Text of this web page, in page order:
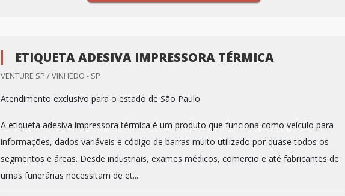
ETIQUETA ADESIVA IMPRESSORA TÉRMICA
VENTURE SP / VINHEDO - SP
Atendimento exclusivo para o estado de São Paulo
A etiqueta adesiva impressora térmica é um produto que funciona como veículo para
informações, dados variáveis e código de barras muito utilizado por quase todos os
segmentos e áreas. Desde industriais, exames médicos, comercio e até fabricantes de
urnas funerárias necessitam de et...